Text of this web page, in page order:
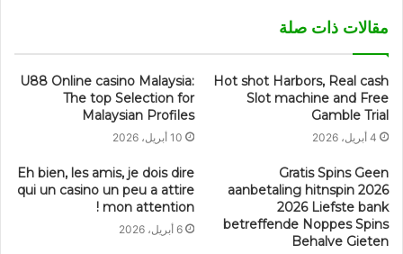
مقالات ذات صلة
Hot shot Harbors, Real cash
Slot machine and Free
Gamble Trial
4 أبريل، 2026
U88 Online casino Malaysia:
The top Selection for
Malaysian Profiles
10 أبريل، 2026
Gratis Spins Geen
aanbetaling hitnspin 2026
2026 Liefste bank
betreffende Noppes Spins
Behalve Gieten
Eh bien, les amis, je dois dire
qui un casino un peu a attire
mon attention !
6 أبريل، 2026